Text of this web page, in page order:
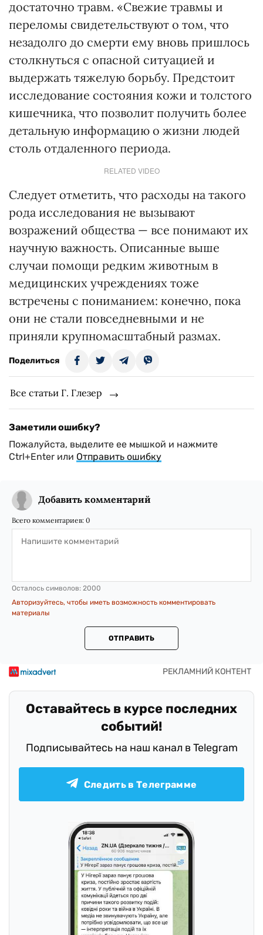
достаточно травм. «Свежие травмы и
переломы свидетельствуют о том, что
незадолго до смерти ему вновь пришлось
столкнуться с опасной ситуацией и
выдержать тяжелую борьбу. Предстоит
исследование состояния кожи и толстого
кишечника, что позволит получить более
детальную информацию о жизни людей
столь отдаленного периода.
RELATED VIDEO
Следует отметить, что расходы на такого
рода исследования не вызывают
возражений общества — все понимают их
научную важность. Описанные выше
случаи помощи редким животным в
медицинских учреждениях тоже
встречены с пониманием: конечно, пока
они не стали повседневными и не
приняли крупномасштабный размах.
Поделиться
Все статьи Г. Глезер
Заметили ошибку?
Пожалуйста, выделите ее мышкой и нажмите
Ctrl+Enter или Отправить ошибку
Добавить комментарий
Всего комментариев: 0
Осталось символов: 2000
Авторизуйтесь, чтобы иметь возможность комментировать
материалы
ОТПРАВИТЬ
Оставайтесь в курсе последних
событий!
Подписывайтесь на наш канал в Telegram
Следить в Телеграмме